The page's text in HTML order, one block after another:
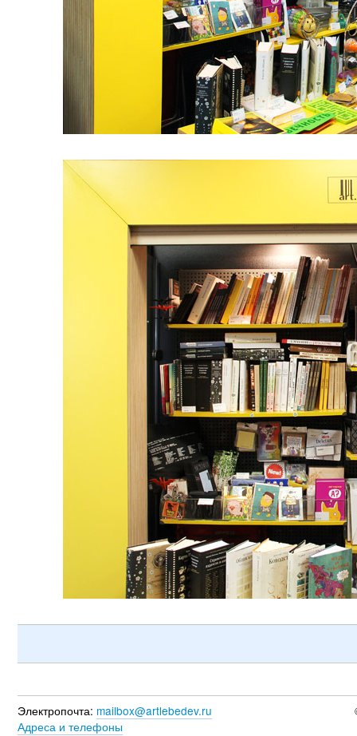
Электропочта: mailbox@artlebedev.ru
Адреса и телефоны